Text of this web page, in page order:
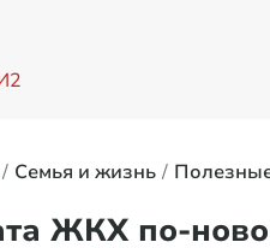
Семья и жизнь
ЖКХ по-